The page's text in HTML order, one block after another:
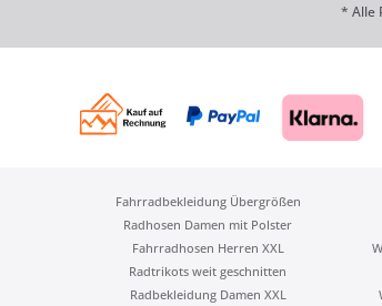
* Alle
Fahrradbekleidung Übergrößen
Radhosen Damen mit Polster
Fahrradhosen Herren XXL
Radtrikots weit geschnitten
Radbekleidung Damen XXL